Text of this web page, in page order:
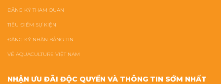
ĐĂNG KÝ THAM QUAN
TIÊU ĐIỂM SỰ KIỆN
ĐĂNG KÝ NHẬN BẢNG TIN
VỀ AQUACULTURE VIỆT NAM
NHẬN ƯU ĐÃI ĐỘC QUYỀN VÀ THÔNG TIN SỚM NHẤT